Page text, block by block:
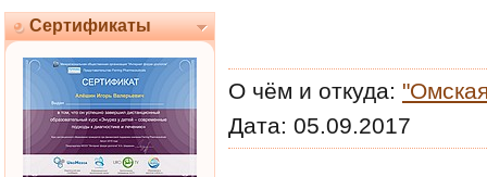
Сертификаты
О чём и откуда:
Дата: 05.09.2017